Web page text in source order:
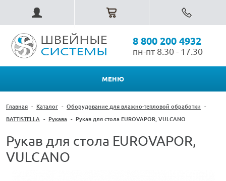
8 800 200 4932
пн-пт 8.30 - 17.30
МЕНЮ
Главная - Каталог - Оборудование для влажно-тепловой обработки -
BATTISTELLA - Рукава - Рукав для стола EUROVAPOR, VULCANO
Рукав для стола EUROVAPOR,
VULCANO